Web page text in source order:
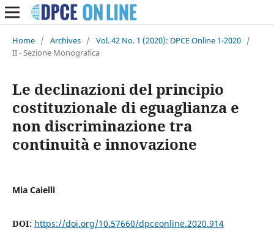
Home / Archives / Vol. 42 No. 1 (2020): DPCE Online 1-2020 /
II - Sezione Monografica
Le declinazioni del principio
costituzionale di eguaglianza e
non discriminazione tra
continuità e innovazione
Mia Caielli
DOI: https://doi.org/10.57660/dpceonline.2020.914